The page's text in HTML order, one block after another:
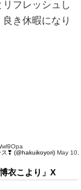
フレッシュし
き休暇になり
❣ (@hakuikoyori) May 10,
衣こより」X